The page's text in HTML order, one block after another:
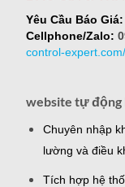
Yêu Cầu Báo Giá:
Cellphone/Zalo:
control-expert.com/
website tự
Chuyên nhập
lường và điều
Tích hợp hệ